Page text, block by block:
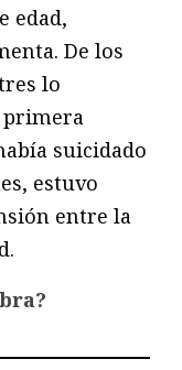
edad,
De los
lo
primera
suicidado
estuvo
entre la